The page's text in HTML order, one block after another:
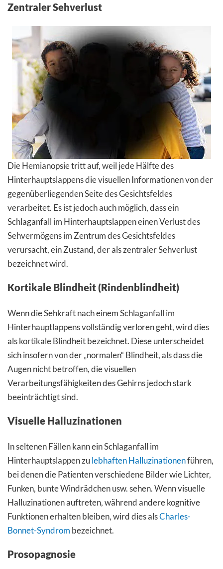
Zentraler Sehverlust
Die Hemianopsie tritt auf, weil jede Hälfte des
Hinterhauptslappens die visuellen Informationen von der
gegenüberliegenden Seite des Gesichtsfeldes
verarbeitet. Es ist jedoch auch möglich, dass ein
Schlaganfall im Hinterhauptslappen einen Verlust des
Sehvermögens im Zentrum des Gesichtsfeldes
verursacht, ein Zustand, der als zentraler Sehverlust
bezeichnet wird.
Kortikale Blindheit (Rindenblindheit)
Wenn die Sehkraft nach einem Schlaganfall im
Hinterhauptlappens vollständig verloren geht, wird dies
als kortikale Blindheit bezeichnet. Diese unterscheidet
sich insofern von der „normalen“ Blindheit, als dass die
Augen nicht betroffen, die visuellen
Verarbeitungsfähigkeiten des Gehirns jedoch stark
beeinträchtigt sind.
Visuelle Halluzinationen
In seltenen Fällen kann ein Schlaganfall im
Hinterhauptslappen zulebhaften Halluzinationenführen,
bei denen die Patienten verschiedene Bilder wie Lichter,
Funken, bunte Windrädchen usw. sehen. Wenn visuelle
Halluzinationen auftreten, während andere kognitive
Funktionen erhalten bleiben, wird dies alsCharles-
Bonnet-Syndrom bezeichnet.
Prosopagnosie